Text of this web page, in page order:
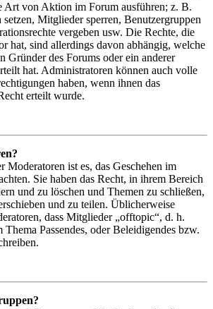
Art von Aktion im Forum ausführen; z. B.
setzen, Mitglieder sperren, Benutzergruppen
vergeben usw. Die Rechte, die
hat, sind allerdings davon abhängig, welche
Gründer des Forums oder ein anderer
hat. Administratoren können auch volle
haben, wenn ihnen das
erteilt wurde.
Moderatoren ist es, das Geschehen im
Sie haben das Recht, in ihrem Bereich
und zu löschen und Themen zu schließen,
und zu teilen. Üblicherweise
dass Mitglieder „offtopic“, d. h.
Thema Passendes, oder Beleidigendes bzw.